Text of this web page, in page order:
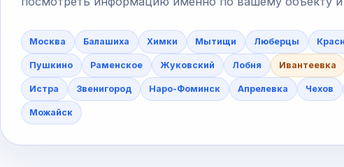
Москва Балашиха Химки Мытищи Люберцы
Пушкино Раменское Жуковский Лобня Ивантеевка
Истра Звенигород Наро-Фоминск Апрелевка Чехов
Можайск